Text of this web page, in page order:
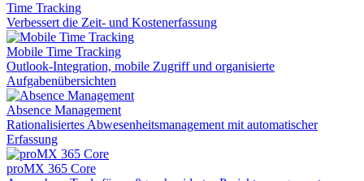
Time Tracking
Verbessert die Zeit- und Kostenerfassung
Mobile Time Tracking
Outlook-Integration, mobile Zugriff und organisierte
Aufgabenübersichten
Absence Management
Rationalisiertes Abwesenheitsmanagement mit automatischer
Erfassung
proMX 365 Core